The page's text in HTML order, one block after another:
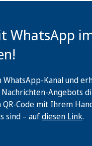
WhatsApp
Kanal und
Angebots
QR-Code mit Ihrem
sind – aufdiesen Link.